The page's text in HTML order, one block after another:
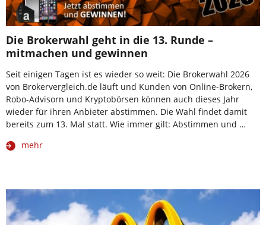
Die Brokerwahl geht in die 13. Runde –
mitmachen und gewinnen
Seit einigen Tagen ist es wieder so weit: Die Brokerwahl 2026
von Brokervergleich.de läuft und Kunden von Online-Brokern,
Robo-Advisorn und Kryptobörsen können auch dieses Jahr
wieder für ihren Anbieter abstimmen. Die Wahl findet damit
bereits zum 13. Mal statt. Wie immer gilt: Abstimmen und …
mehr